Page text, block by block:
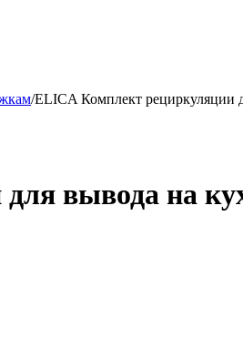
/ELICA Комплект
вывода на